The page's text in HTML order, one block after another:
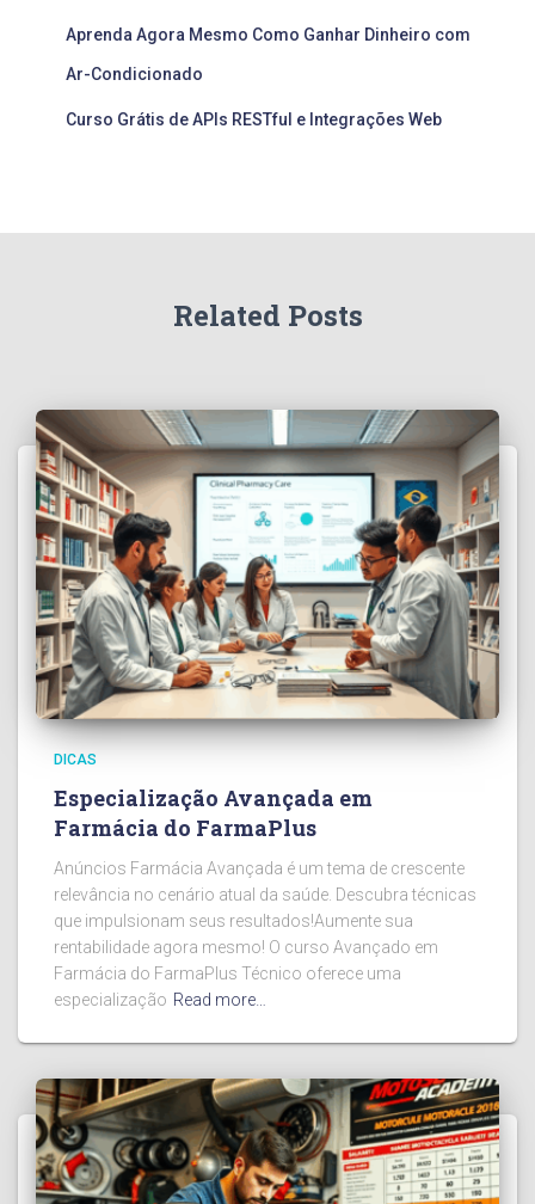
Aprenda Agora Mesmo Como Ganhar Dinheiro com
Ar-Condicionado
Curso Grátis de APIs RESTful e Integrações Web
Related Posts
DICAS
Especialização Avançada em
Farmácia do FarmaPlus
Anúncios Farmácia Avançada é um tema de crescente
relevância no cenário atual da saúde. Descubra técnicas
que impulsionam seus resultados!Aumente sua
rentabilidade agora mesmo! O curso Avançado em
Farmácia do FarmaPlus Técnico oferece uma
especialização Read more…